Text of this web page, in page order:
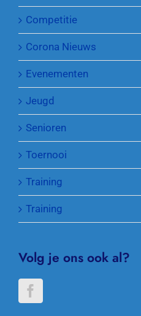
Competitie
Corona Nieuws
Evenementen
Jeugd
Senioren
Toernooi
Training
Training
Volg je ons ook al?